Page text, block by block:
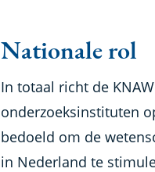
Nationale rol
In totaal richt de
onderzoeksinstituten
bedoeld om de
in Nederland te